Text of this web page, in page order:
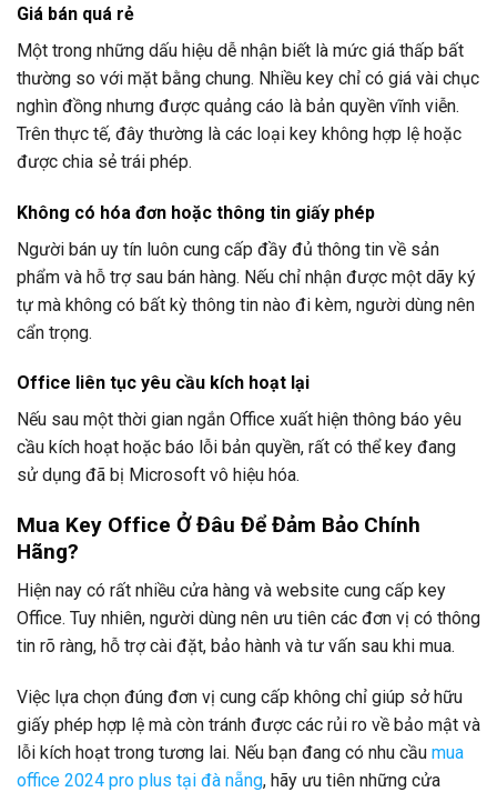
Giá bán quá rẻ
Một trong những dấu hiệu dễ nhận biết là mức giá thấp bất
thường so với mặt bằng chung. Nhiều key chỉ có giá vài chục
nghìn đồng nhưng được quảng cáo là bản quyền vĩnh viễn.
Trên thực tế, đây thường là các loại key không hợp lệ hoặc
được chia sẻ trái phép.
Không có hóa đơn hoặc thông tin giấy phép
Người bán uy tín luôn cung cấp đầy đủ thông tin về sản
phẩm và hỗ trợ sau bán hàng. Nếu chỉ nhận được một dãy ký
tự mà không có bất kỳ thông tin nào đi kèm, người dùng nên
cẩn trọng.
Office liên tục yêu cầu kích hoạt lại
Nếu sau một thời gian ngắn Office xuất hiện thông báo yêu
cầu kích hoạt hoặc báo lỗi bản quyền, rất có thể key đang
sử dụng đã bị Microsoft vô hiệu hóa.
Mua Key Office Ở Đâu Để Đảm Bảo Chính
Hãng?
Hiện nay có rất nhiều cửa hàng và website cung cấp key
Office. Tuy nhiên, người dùng nên ưu tiên các đơn vị có thông
tin rõ ràng, hỗ trợ cài đặt, bảo hành và tư vấn sau khi mua.
Việc lựa chọn đúng đơn vị cung cấp không chỉ giúp sở hữu
giấy phép hợp lệ mà còn tránh được các rủi ro về bảo mật và
lỗi kích hoạt trong tương lai. Nếu bạn đang có nhu cầu mua
office 2024 pro plus tại đà nẵng, hãy ưu tiên những cửa